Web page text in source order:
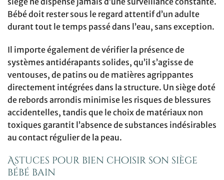
Bébé doit rester sous le regard attentif d’un adulte
durant tout le temps passé dans l’eau, sans exception.
Il importe également de vérifier la présence de
systèmes antidérapants solides, qu’il s’agisse de
ventouses, de patins ou de matières agrippantes
directement intégrées dans la structure. Un siège doté
de rebords arrondis minimise les risques de blessures
accidentelles, tandis que le choix de matériaux non
toxiques garantit l’absence de substances indésirables
au contact régulier de la peau.
Astuces pour bien choisir son siège
bébé bain